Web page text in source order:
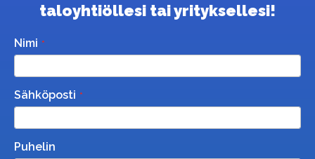
taloyhtiöllesi tai yrityksellesi!
Nimi
Sähköposti
Puhelin